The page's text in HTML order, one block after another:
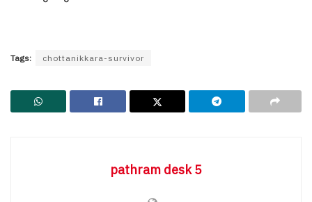
Tags: chottanikkara-survivor
pathram desk 5